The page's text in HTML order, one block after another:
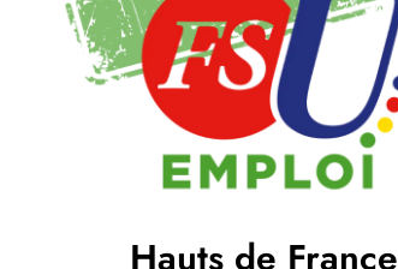
Hauts de France